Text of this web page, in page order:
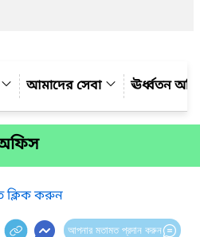
আমাদের সেবা ঊর্ধ্বতন
অফিস
ক্লিক করুন
আপনার মতামত প্রদান করুন